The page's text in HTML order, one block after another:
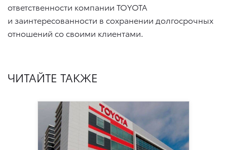
ответственности компании TOYOTA
и заинтересованности в сохранении долгосрочных
отношений со своими клиентами.
ЧИТАЙТЕ ТАКЖЕ